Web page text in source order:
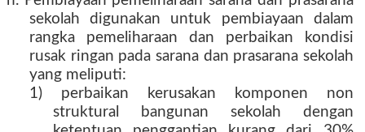
sekolah digunakan untuk pembiayaan dalam
rangka pemeliharaan dan perbaikan kondisi
rusak ringan pada sarana dan prasarana sekolah
yang meliputi:
1) perbaikan kerusakan komponen non
struktural bangunan sekolah dengan